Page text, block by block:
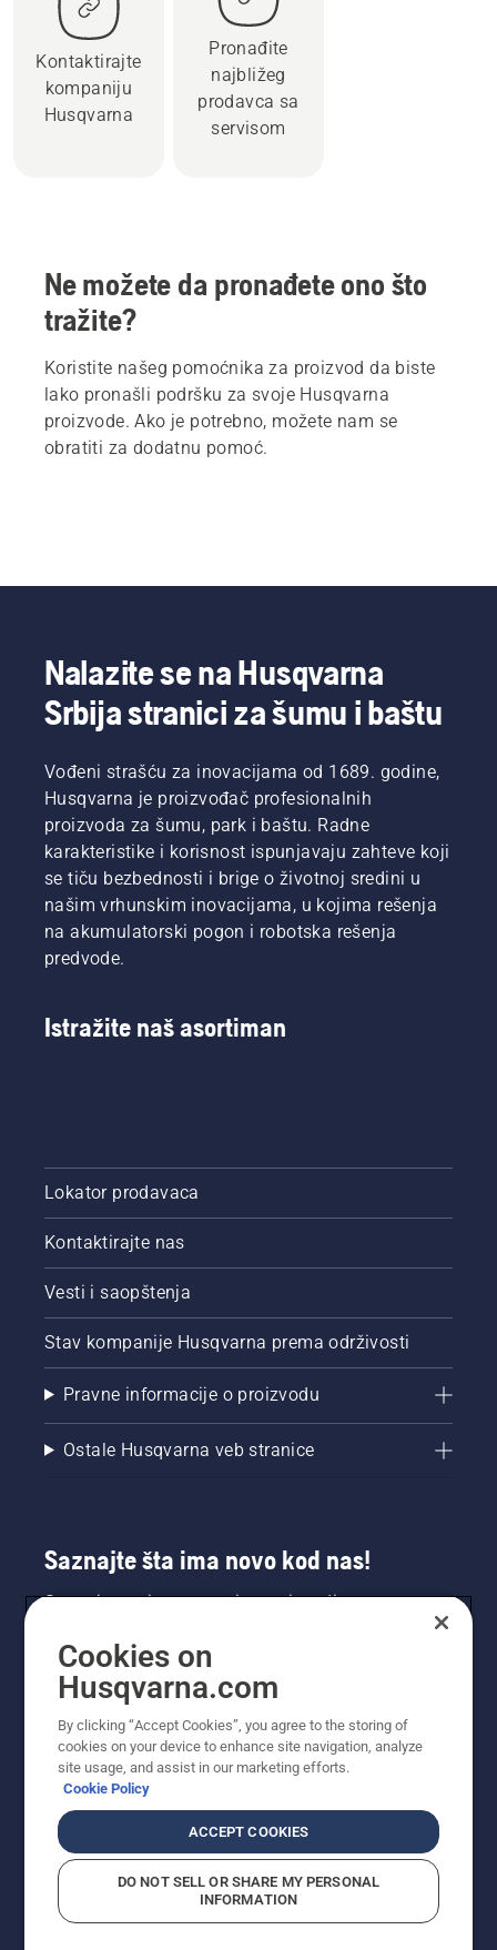
Kontaktirajte
kompaniju
Husqvarna
Pronađite
najbližeg
prodavca sa
servisom
Ne možete da pronađete ono što
tražite?
Koristite našeg pomoćnika za proizvod da biste
lako pronašli podršku za svoje Husqvarna
proizvode. Ako je potrebno, možete nam se
obratiti za dodatnu pomoć.
Nalazite se na Husqvarna
Srbija stranici za šumu i baštu
Vođeni strašću za inovacijama od 1689. godine,
Husqvarna je proizvođač profesionalnih
proizvoda za šumu, park i baštu. Radne
karakteristike i korisnost ispunjavaju zahteve koji
se tiču bezbednosti i brige o životnoj sredini u
našim vrhunskim inovacijama, u kojima rešenja
na akumulatorski pogon i robotska rešenja
predvode.
Istražite naš asortiman
Lokator prodavaca
Kontaktirajte nas
Vesti i saopštenja
Stav kompanije Husqvarna prema održivosti
Pravne informacije o proizvodu
Ostale Husqvarna veb stranice
Saznajte šta ima novo kod nas!
Saznajte prvi sve o novim proizvodima,
Prijavite se na naš bilten ovde.
Cookies on
Husqvarna.com
By clicking “Accept Cookies”, you agree to the storing of
cookies on your device to enhance site navigation, analyze
site usage, and assist in our marketing efforts.
Cookie Policy
ACCEPT COOKIES
DO NOT SELL OR SHARE MY PERSONAL
INFORMATION